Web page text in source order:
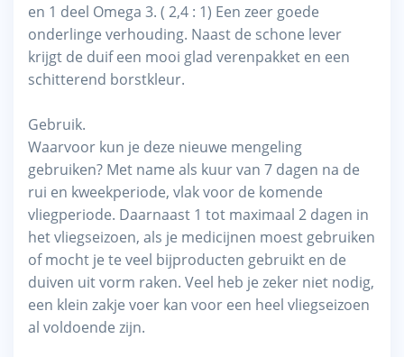
en 1 deel Omega 3. ( 2,4 : 1) Een zeer goede
onderlinge verhouding. Naast de schone lever
krijgt de duif een mooi glad verenpakket en een
schitterend borstkleur.
Gebruik.
Waarvoor kun je deze nieuwe mengeling
gebruiken? Met name als kuur van 7 dagen na de
rui en kweekperiode, vlak voor de komende
vliegperiode. Daarnaast 1 tot maximaal 2 dagen in
het vliegseizoen, als je medicijnen moest gebruiken
of mocht je te veel bijproducten gebruikt en de
duiven uit vorm raken. Veel heb je zeker niet nodig,
een klein zakje voer kan voor een heel vliegseizoen
al voldoende zijn.